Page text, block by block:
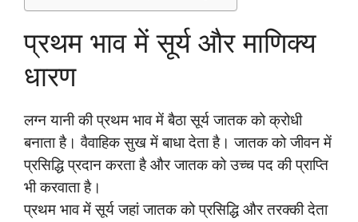
प्रथम भाव में सूर्य और माणिक्य
धारण
लग्न यानी की प्रथम भाव में बैठा सूर्य जातक को क्रोधी
बनाता है। वैवाहिक सुख में बाधा देता है। जातक को जीवन में
प्रसिद्धि प्रदान करता है और जातक को उच्च पद की प्राप्ति
भी करवाता है।
प्रथम भाव में सूर्य जहां जातक को प्रसिद्धि और तरक्की देता